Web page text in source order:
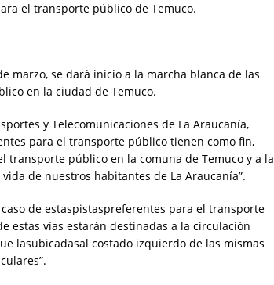
el transporte público de Temuco.
marzo, se dará inicio a la marcha blanca de las
en la ciudad de Temuco.
y Telecomunicaciones de La Araucanía,
para el transporte público tienen como fin,
público en la comuna de Temuco y a la
de nuestros habitantes de La Araucanía”.
de estaspistaspreferentes para el transporte
estas vías estarán destinadas a la circulación
lasubicadasal costado izquierdo de las mismas